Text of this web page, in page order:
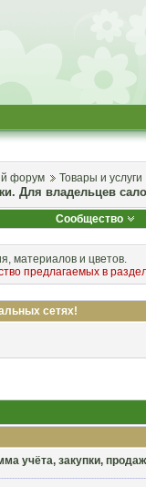
форум Товары и услуги
Для владельцев
Сообщество
материалов и цветов.
предлагаемых в
сетях!
учёта, закупки,